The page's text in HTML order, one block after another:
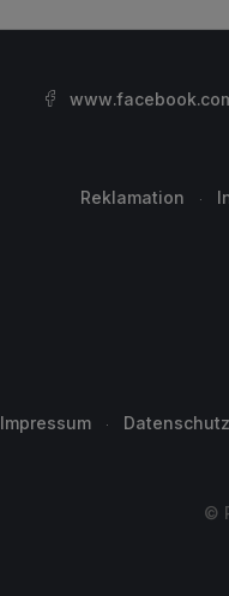
Reklamation
Impressum Datenschutz
©